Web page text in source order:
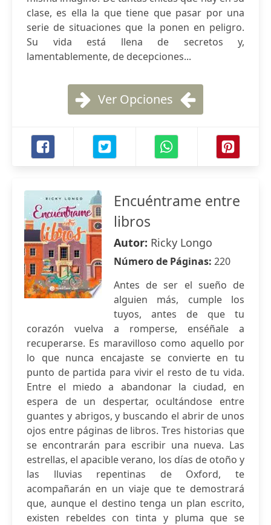
clase, es ella la que tiene que pasar por una
serie de situaciones que la ponen en peligro.
Su vida está llena de secretos y,
lamentablemente, de decepciones...
Ver Opciones
Encuéntrame entre
libros
Autor: Ricky Longo
Número de Páginas: 220
Antes de ser el sueño de
alguien más, cumple los
tuyos, antes de que tu
corazón vuelva a romperse, enséñale a
recuperarse. Es maravilloso como aquello por
lo que nunca encajaste se convierte en tu
punto de partida para vivir el resto de tu vida.
Entre el miedo a abandonar la ciudad, en
espera de un despertar, ocultándose entre
guantes y abrigos, y buscando el abrir de unos
ojos entre páginas de libros. Tres historias que
se encontrarán para escribir una nueva. Las
estrellas, el apacible verano, los días de otoño y
las lluvias repentinas de Oxford, te
acompañarán en un viaje que te demostrará
que, aunque el destino tenga un plan escrito,
existen rebeldes con tinta y pluma que se